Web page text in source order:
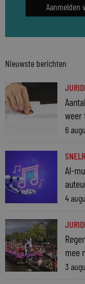
Aanmelden
Nieuwste berichten
weer
6
AI-
4
mee
3